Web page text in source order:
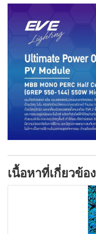
เนื้อหาที่เกี่ยวข้อง